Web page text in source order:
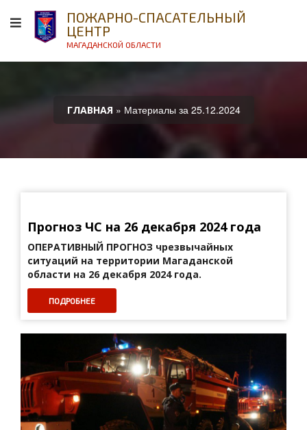
ПОЖАРНО-СПАСАТЕЛЬНЫЙ
ЦЕНТР
МАГАДАНСКОЙ ОБЛАСТИ
ГЛАВНАЯ » Материалы за 25.12.2024
Прогноз ЧС на 26 декабря 2024 года
ОПЕРАТИВНЫЙ ПРОГНОЗ чрезвычайных
ситуаций на территории Магаданской
области на 26 декабря 2024 года.
ПОДРОБНЕЕ